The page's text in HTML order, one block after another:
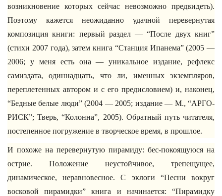
возникновение которых сейчас невозможно предвидеть).
Поэтому кажется неожиданно удачной перевернутая
композиция книги: первый раздел — “После двух книг”
(стихи 2007 года), затем книга “Станция Ипанема” (2005 —
2006; у меня есть она — уникальное издание, рефлекс
самиздата, одиннадцать, что ли, именных экземпляров,
переплетенных автором и с его предисловием) и, наконец,
“Бедные белые люди” (2004 — 2005; издание — М., “АРГО-
РИСК”; Тверь, “Колонна”, 2005). Обратный путь читателя,
постепенное погружение в творческое время, в прошлое.
И похоже на перевернутую пирамиду: бес-покоящуюся на
острие. Положение неустойчивое, трепещущее,
динамическое, неравновесное. С эклоги “Песни вокруг
восковой пирамидки” книга и начинается: “Пирамидку